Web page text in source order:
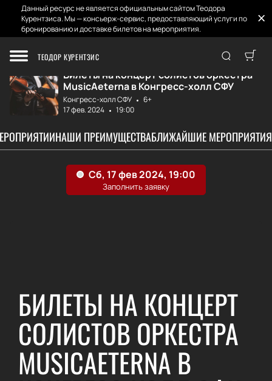
Данный ресурс не является официальным сайтом Теодора
Курентзиса. Мы — консьерж-сервис, предоставляющий услуги по
бронированию и доставке билетов на мероприятия.
ТЕОДОР КУРЕНТЗИС
Главная Афиша и Билеты
Билеты на концерт солистов оркестра
MusicAeterna в Конгресс-холл СФУ
Конгресс-холл СФУ
6+
17 фев. 2024
19:00
НАШИ ПРЕИМУЩЕСТВАБЛИЖАЙШИЕ МЕРОПРИЯТИЯ
БИЛЕТЫ НА КОНЦЕРТ
СОЛИСТОВ ОРКЕСТРА
MUSICAETERNA В